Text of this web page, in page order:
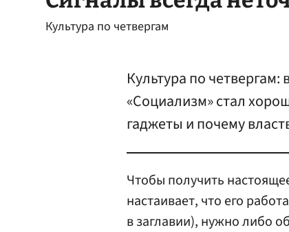
Культура по четвергам
Культура по
«Социализм» стал
гаджеты и почему
Чтобы получить
настаивает, что его
в заглавии), нужно либо